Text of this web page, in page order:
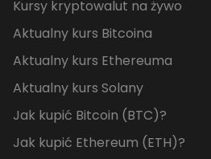
Kursy kryptowalut na żywo
Aktualny kurs Bitcoina
Aktualny kurs Ethereuma
Aktualny kurs Solany
Jak kupić Bitcoin (BTC)?
Jak kupić Ethereum (ETH)?